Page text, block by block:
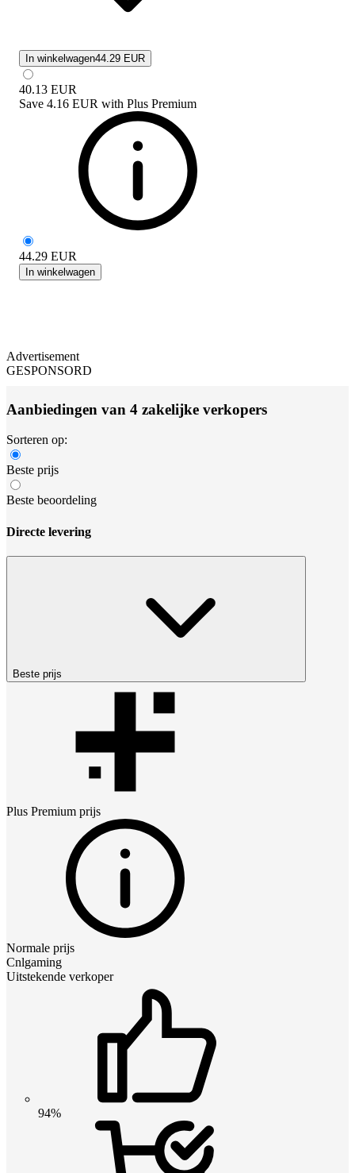
In winkelwagen44.29 EUR
40.13 EUR
Save 4.16 EUR with Plus Premium
44.29 EUR
In winkelwagen
Advertisement
GESPONSORD
Aanbiedingen van 4 zakelijke verkopers
Sorteren op:
Beste prijs
Beste beoordeling
Directe levering
Beste prijs
Plus Premium prijs
Normale prijs
Cnlgaming
Uitstekende verkoper
94%